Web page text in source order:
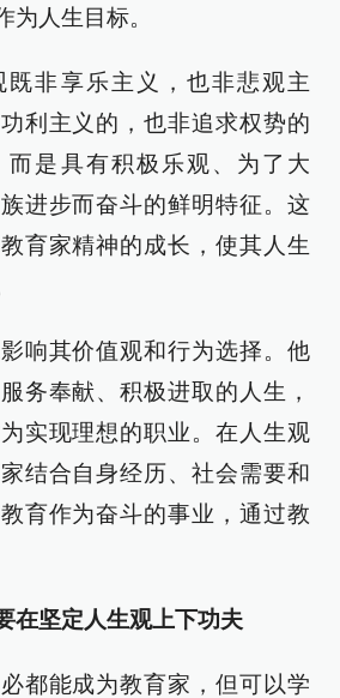
为人生目标。
既非享乐主义，也非悲观主
利主义的，也非追求权势的
而是具有积极乐观、为了大
进步而奋斗的鲜明特征。这
育家精神的成长，使其人生
响其价值观和行为选择。他
务奉献、积极进取的人生，
实现理想的职业。在人生观
结合自身经历、社会需要和
育作为奋斗的事业，通过教
在坚定人生观上下功夫
都能成为教育家，但可以学